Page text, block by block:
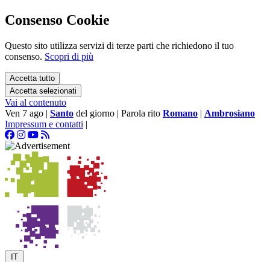
Consenso Cookie
Questo sito utilizza servizi di terze parti che richiedono il tuo
consenso. Scopri di più
Accetta tutto
Accetta selezionati
Vai al contenuto
Ven 7 ago | Santo del giorno | Parola rito Romano | Ambrosiano
Impressum e contatti |
IT